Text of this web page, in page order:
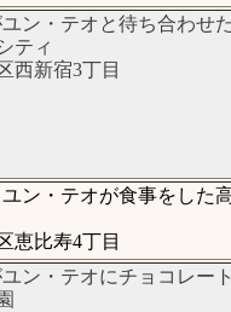
ン・テオと待ち合わせ
ティ
西新宿3丁目
ン・テオが食事をした
恵比寿4丁目
ン・テオにチョコレー